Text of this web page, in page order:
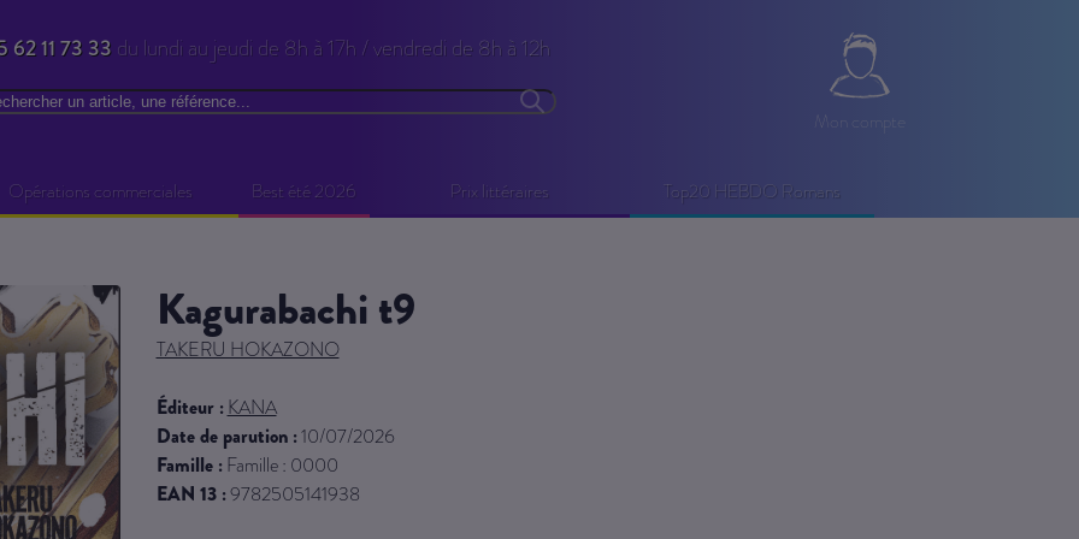
62 11 73 33 du lundi au jeudi de 8h à 17h / vendredi de 8h à 12h
Rechercher
Mon compte
Mon compte
Opérations commerciales Best été 2026 Prix littéraires Top20 HEBDO Romans
kagurabachi t9
TAKERU HOKAZONO
Éditeur : KANA
Date de parution :10/07/2026
Famille : Famille : 0000
EAN 13 :9782505141938